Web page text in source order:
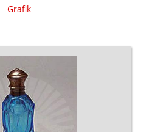
Grafik